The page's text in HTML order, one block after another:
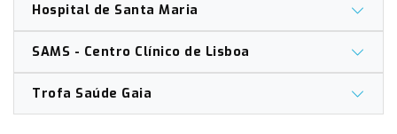
Hospital de Santa Maria
SAMS - Centro Clínico de Lisboa
Trofa Saúde Gaia